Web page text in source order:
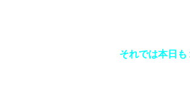
それでは本日も